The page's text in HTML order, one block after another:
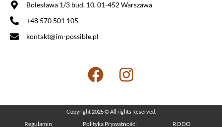
Bolesława 1/3 bud. 10, 01-452 Warszawa
+48 570 501 105
kontakt@im-possible.pl
Copyright 2025 © All rights Reserved.
Regulamin Polityka Prywatnośći RODO